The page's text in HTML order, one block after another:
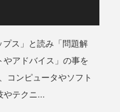
ス」と読み「問題解
アドバイス」の事を
コンピュータやソフト
やテクニ...